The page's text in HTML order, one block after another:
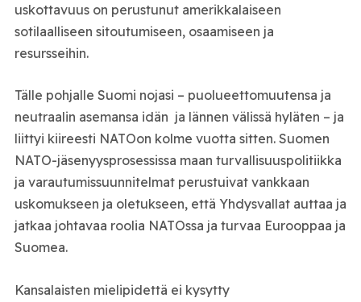
uskottavuus on perustunut amerikkalaiseen
sotilaalliseen sitoutumiseen, osaamiseen ja
resursseihin.
Tälle pohjalle Suomi nojasi – puolueettomuutensa ja
neutraalin asemansa idän ja lännen välissä hyläten – ja
liittyi kiireesti NATOon kolme vuotta sitten. Suomen
NATO-jäsenyysprosessissa maan turvallisuuspolitiikka
ja varautumissuunnitelmat perustuivat vankkaan
uskomukseen ja oletukseen, että Yhdysvallat auttaa ja
jatkaa johtavaa roolia NATOssa ja turvaa Eurooppaa ja
Suomea.
Kansalaisten mielipidettä ei kysytty